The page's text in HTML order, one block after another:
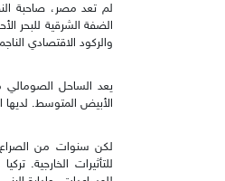
لم تعد مصر، صاحبة
الضفة الشرقية للبحر
والركود الاقتصادي
يعد الساحل الصومالي
الأبيض المتوسط. لديها
لكن سنوات من الصراع
للتأثيرات